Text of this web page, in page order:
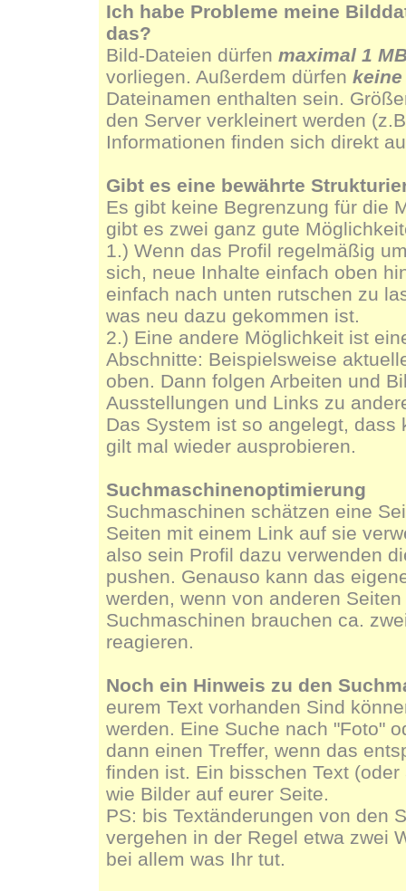
Ich habe Probleme meine
das?
Bild-Dateien dürfen maximal 1
vorliegen. Außerdem dürfen
Dateinamen enthalten sein.
den Server verkleinert werden
Informationen finden sich direkt
Gibt es eine bewährte
Es gibt keine Begrenzung für die
gibt es zwei ganz gute
1.) Wenn das Profil regelmäßig
sich, neue Inhalte einfach oben
einfach nach unten rutschen zu
was neu dazu gekommen ist.
2.) Eine andere Möglichkeit ist
Abschnitte: Beispielsweise
oben. Dann folgen Arbeiten und
Ausstellungen und Links zu
Das System ist so angelegt,
gilt mal wieder ausprobieren.
Suchmaschinenoptimierung
Suchmaschinen schätzen eine
Seiten mit einem Link auf sie
also sein Profil dazu verwenden
pushen. Genauso kann das
werden, wenn von anderen
Suchmaschinen brauchen ca.
reagieren.
Noch ein Hinweis zu den
eurem Text vorhanden Sind
werden. Eine Suche nach "Foto"
dann einen Treffer, wenn das
finden ist. Ein bisschen Text
wie Bilder auf eurer Seite.
PS: bis Textänderungen von den
vergehen in der Regel etwa zwei
bei allem was Ihr tut.